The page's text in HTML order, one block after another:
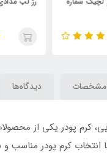
مشخصات دیدگاه‌ها
کرم پودر یکی از
با انتخاب کرم پودر